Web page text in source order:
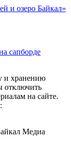
и озеро Байкал»
caпбopдe
и хранению
отключить
на сайте.
Медиа